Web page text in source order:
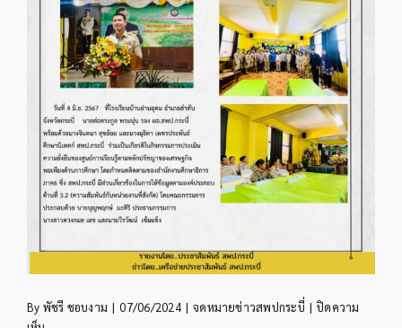
By พัชรี ชอบงาม | 07/06/2024 | จดหมายข่าวสพปกระบี่ | ปิดความ